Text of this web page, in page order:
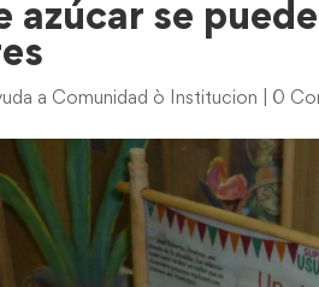
azúcar se
a Comunidad ò Institucion 0